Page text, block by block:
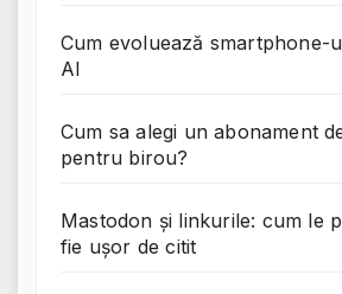
Cum evoluează smartphone-
AI
Cum sa alegi un abonament
pentru birou?
Mastodon și linkurile: cum le
fie ușor de citit